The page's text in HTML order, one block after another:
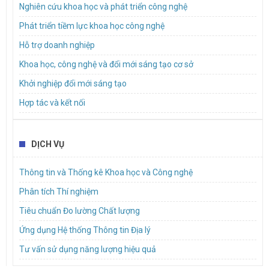
Minh về chính sách hỗ trợ đối với dự án sản xuất sản phẩm phụ
trợ trực tiếp trong công nghiệp bán dẫn và dự án sản xuất thiết bị
điện tử
Nghiên cứu khoa học và phát triển công nghệ
Phát triển tiềm lực khoa học công nghệ
Hỗ trợ doanh nghiệp
Khoa học, công nghệ và đổi mới sáng tạo cơ sở
Khởi nghiệp đổi mới sáng tạo
Hợp tác và kết nối
DỊCH VỤ
Thông tin và Thống kê Khoa học và Công nghệ
Phân tích Thí nghiệm
Tiêu chuẩn Đo lường Chất lượng
Ứng dụng Hệ thống Thông tin Địa lý
Tư vấn sử dụng năng lượng hiệu quả